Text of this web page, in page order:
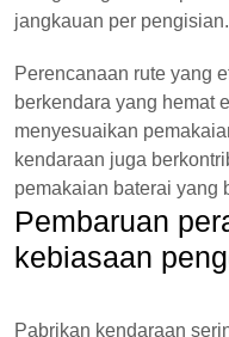
jangkauan per pengisian.
Perencanaan rute yang
berkendara yang hemat
menyesuaikan
kendaraan juga
pemakaian baterai yang
Pembaruan
kebiasaan
Pabrikan kendaraan